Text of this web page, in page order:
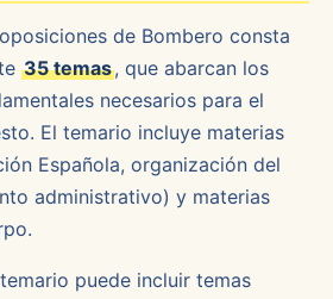
de Bombero consta
35 temas, que abarcan los
necesarios para el
El temario incluye materias
Española, organización del
administrativo) y materias
puede incluir temas